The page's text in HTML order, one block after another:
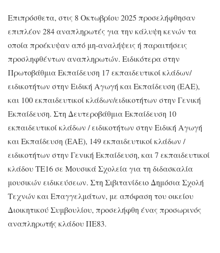
Επιπρόσθετα, στις 8 Οκτωβρίου 2025 προσελήφθησαν
επιπλέον 284 αναπληρωτές για την κάλυψη κενών τα
οποία προέκυψαν από μη-αναλήψεις ή παραιτήσεις
προσληφθέντων αναπληρωτών. Ειδικότερα στην
Πρωτοβάθμια Εκπαίδευση 17 εκπαιδευτικοί κλάδων/
ειδικοτήτων στην Ειδική Αγωγή και Εκπαίδευση (ΕΑΕ),
και 100 εκπαιδευτικοί κλάδων/ειδικοτήτων στην Γενική
Εκπαίδευση. Στη Δευτεροβάθμια Εκπαίδευση 10
εκπαιδευτικοί κλάδων / ειδικοτήτων στην Ειδική Αγωγή
και Εκπαίδευση (ΕΑΕ), 149 εκπαιδευτικοί κλάδων /
ειδικοτήτων στην Γενική Εκπαίδευση, και 7 εκπαιδευτικοί
κλάδου ΤΕ16 σε Μουσικά Σχολεία για τη διδασκαλία
μουσικών ειδικεύσεων. Στη Σιβιτανίδειο Δημόσια Σχολή
Τεχνών και Επαγγελμάτων, με απόφαση του οικείου
Διοικητικού Συμβουλίου, προσελήφθη ένας προσωρινός
αναπληρωτής κλάδου ΠΕ83.